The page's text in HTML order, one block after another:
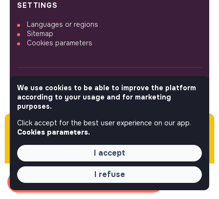
Please note this job was posted over 60 days
ago (04-02-2026) and may or may not have
expired.
Apply
SETTINGS
Languages or regions
Sitemap
Cookies parameters
FOLLOW US
© 2026 jobs that makesense.
We use cookies to be able to improve the platform
according to your usage and for marketing
purposes.
Click accept for the best user experience on our app.
Cookies parameters.
I accept
I refuse